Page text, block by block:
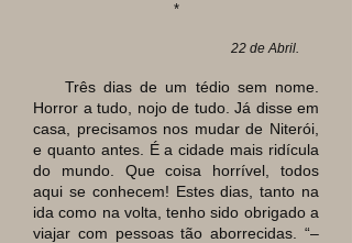
*
22 de Abril.
Três dias de um tédio sem nome.
Horror a tudo, nojo de tudo. Já disse em
casa, precisamos nos mudar de Niterói,
e quanto antes. É a cidade mais ridícula
do mundo. Que coisa horrível, todos
aqui se conhecem! Estes dias, tanto na
ida como na volta, tenho sido obrigado a
viajar com pessoas tão aborrecidas. “–